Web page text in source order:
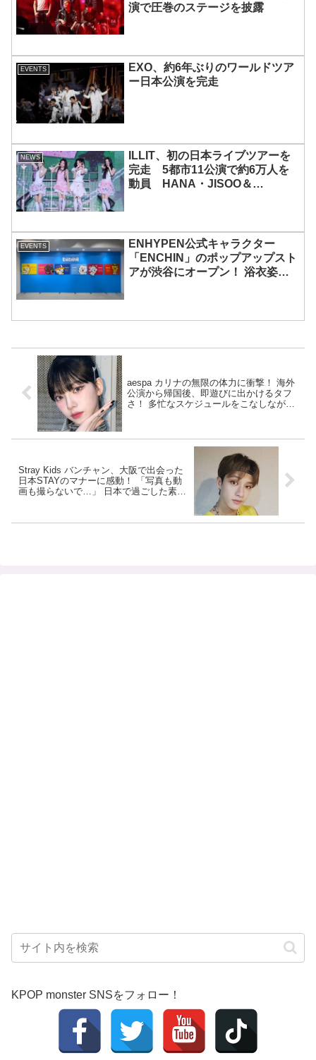
演で圧巻のステージを披露
EVENTS
EXO、約6年ぶりのワールドツア
ー日本公演を完走
NEWS
ILLIT、初の日本ライブツアーを
完走 5都市11公演で約6万人を
動員 HANA・JISOO＆
EVENTS
ENHYPEN公式キャラクター
「ENCHIN」のポップアップスト
アが渋谷にオープン！ 浴衣姿の
aespa カリナの無限の体力に衝撃！ 海外
公演から帰国後、即遊びに出かけるタフ
さ！ 多忙なスケジュールをこなしながら
Stray Kids バンチャン、大阪で出会った
日本STAYのマナーに感動！ 「写真も動
画も撮らないで…」 日本で過ごした素敵
KPOP monster SNSをフォロー！